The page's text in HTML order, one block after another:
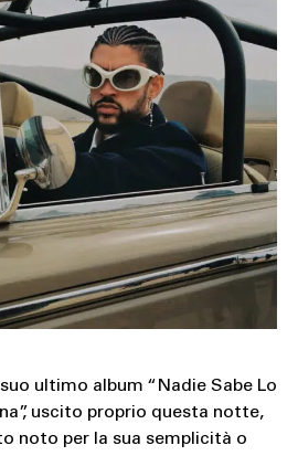
SPORT
TECH
TRAVEL
ultimo album “Nadie Sabe Lo
uscito proprio questa notte,
noto per la sua semplicità o